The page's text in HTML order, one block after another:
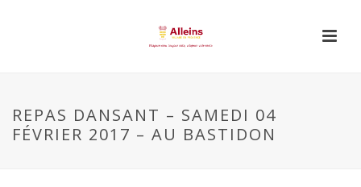
REPAS DANSANT – SAMEDI 04
FÉVRIER 2017 – AU BASTIDON